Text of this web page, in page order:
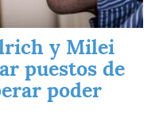
y Milei
puestos de
poder